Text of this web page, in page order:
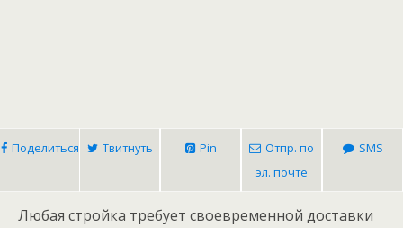
Поделиться Твитнуть Pin
Отпр. по
эл. почте
SMS
Любая стройка требует своевременной доставки